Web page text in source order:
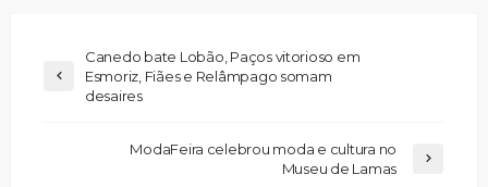
Canedo bate Lobão, Paços vitorioso em
Esmoriz, Fiães e Relâmpago somam
desaires
ModaFeira celebrou moda e cultura no
Museu de Lamas